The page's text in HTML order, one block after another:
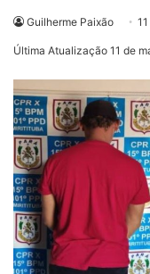
Guilherme Paixão
Última Atualização 11 de